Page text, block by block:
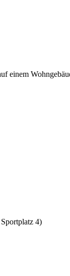
einem
4)